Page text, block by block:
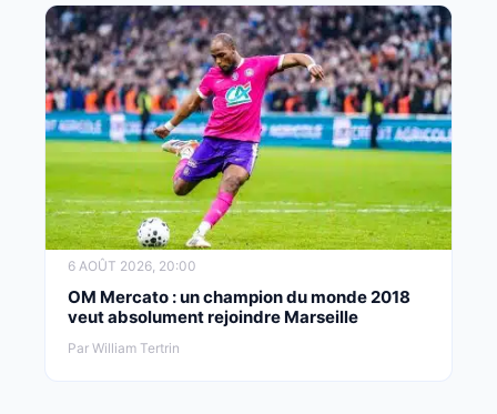
6 AOÛT 2026, 20:00
OM Mercato : un champion du monde 2018
veut absolument rejoindre Marseille
Par William Tertrin